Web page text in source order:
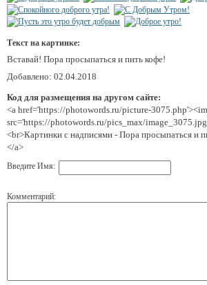
Текст на картинке:
Вставай! Пора просыпаться и пить кофе!
Добавлено: 02.04.2018
Код для размещения на другом сайте:
<a href='https://photowords.ru/picture-
src='https://photowords.ru/pics_max/
<br>Картинки с надписями - Пора просыпаться и
</a>
Введите Имя:
Комментарий: